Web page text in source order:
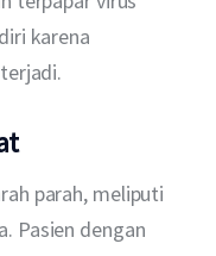
karena
parah, meliputi
Pasien dengan